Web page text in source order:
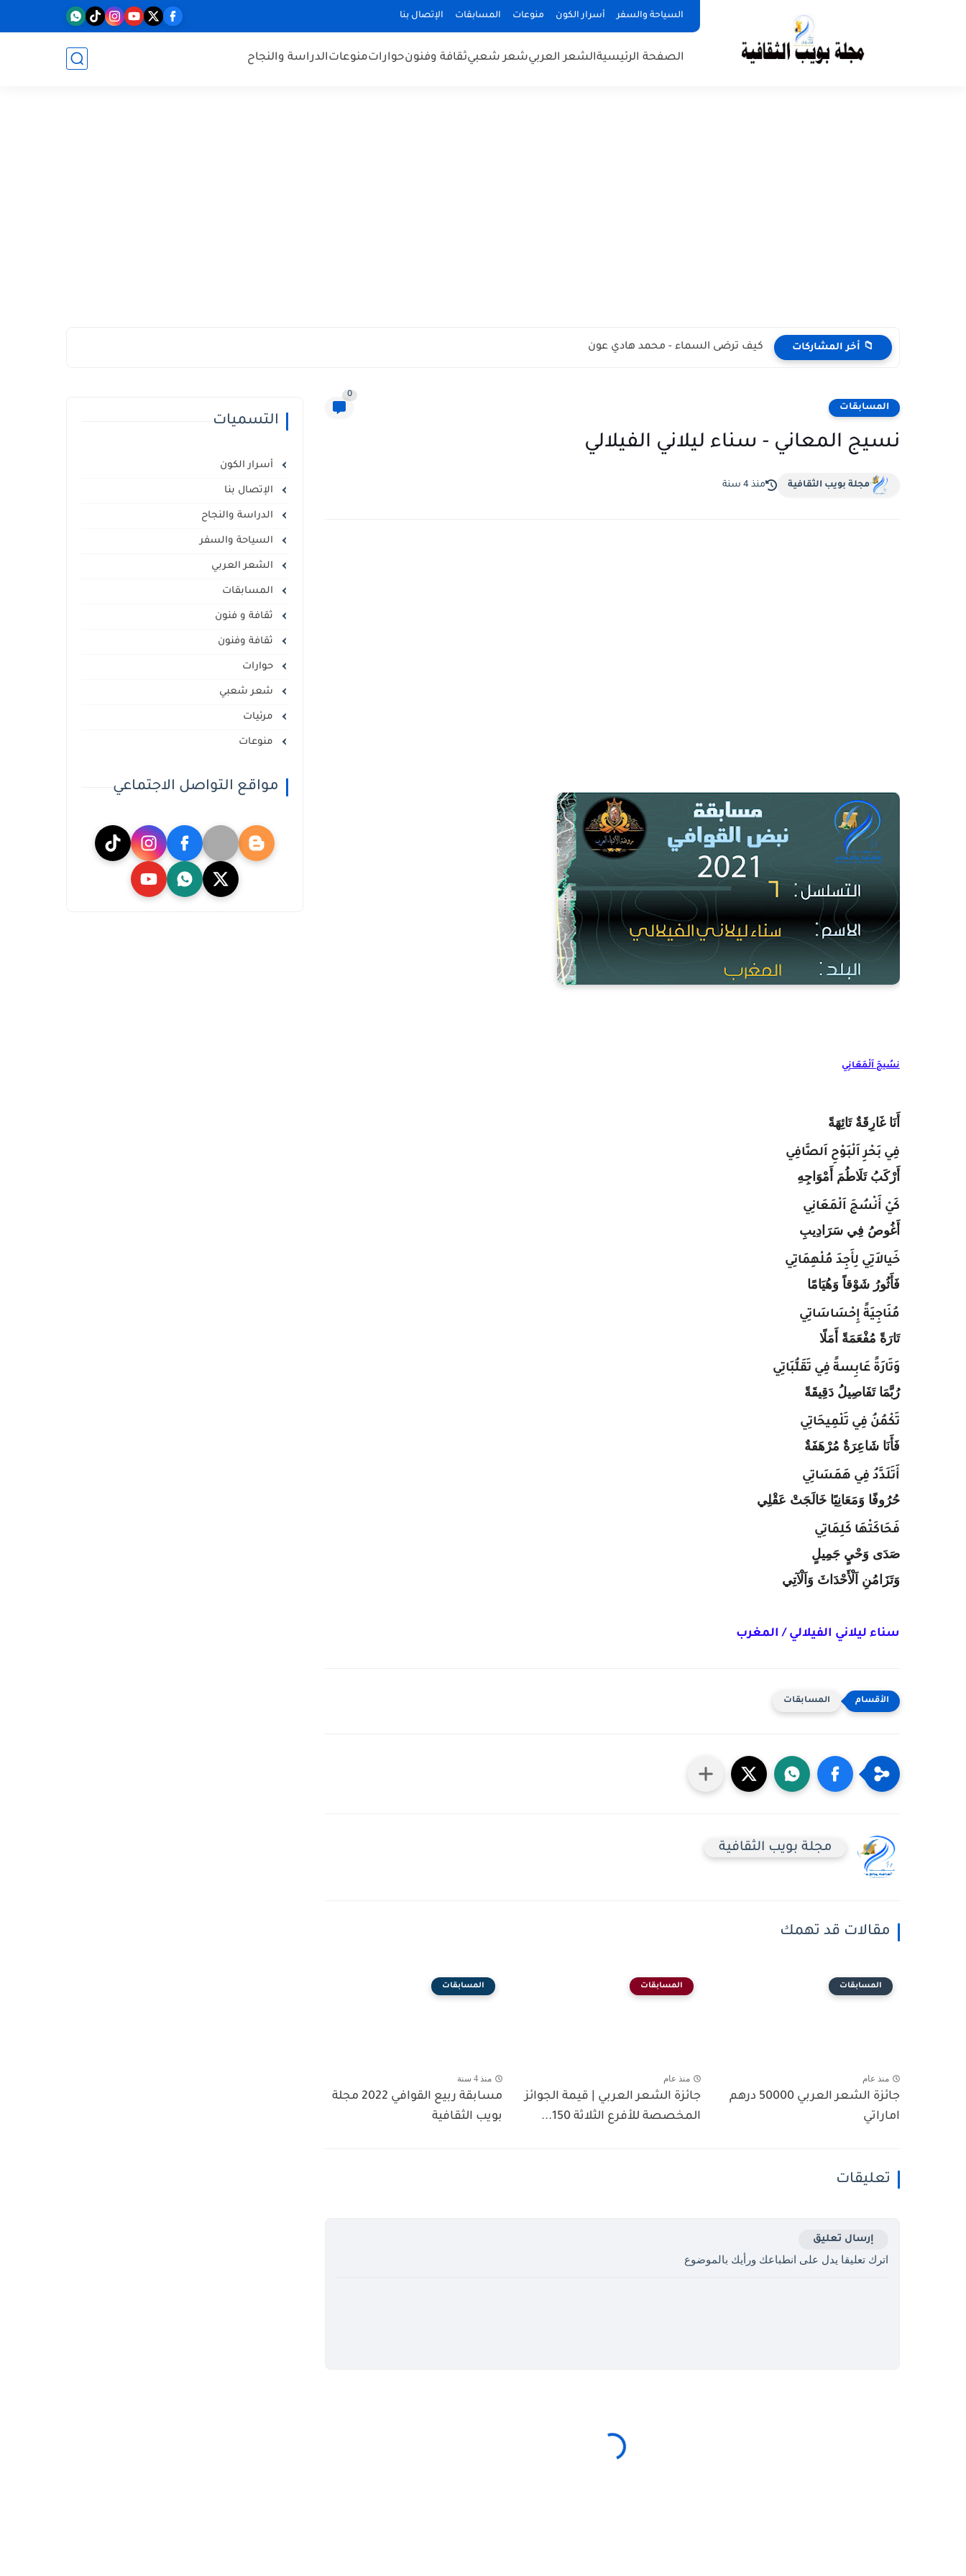
السياحة والسفر أسرار الكون منوعات المسابقات الإتصال بنا
الصفحة الرئيسيةالشعر العربيشعر شعبيثقافة وفنونحواراتمنوعاتالدراسة والنجاح
📁 أخر المشاركات كيف ترضى السماء - محمد هادي عون
المسابقات
0
نسيج المعاني - سناء ليلاني الفيلالي
مجلة بويب الثقافية منذ 4 سنة
نسُيجَ اَلْمَعَانِي
أَنَا غَارِقَةٌ تَائِهَةً
فِي بَحْرِ اَلْبَوْحِ اَلصَّافِي
أَرْكَبُ تَلَاطُمَ أَمْوَاجِهِ
كَيْ أَنْسُجَ اَلْمَعَانِي
أَغُوصُ فِي سَرَادِيبِ
خَيالاَتِي لِأَجِدَ مُلْهِمَاتِي
فَأَثُورُ شَوْقاً وَهُيَامًا
مُنَاجِيَةً إِحْسَاسَاتِي
تَارَةً مُفْعَمَةً أَمَلًا
وَتَارَةً عَابِسةً فِي تَقَلُّبَاتِي
رُبَّمَا تَفَاصِيلُ دَقِيقَةً
تَكْمُنُ فِي تَلْمِيحَاتِي
فَأَنَا شَاعِرَةٌ مُرْهَفَةٌ
أَتَلَدَّدُ فِي هَمَسَاتِي
حُرُوفًا وَمَعَانِيًا خَالَجَتْ عَقْلِي
فَحَاكَتْهَا كَلِمَاتِي
صَدَى وَحْيٍ جَمِيلٍ
وَتَزَامُنِ اَلْأَحْدَاثَ وَاَلْآتِي
سناء ليلاني الفيلالي / المغرب
المسابقات
مجلة بويب الثقافية
مقالات قد تهمك
المسابقات
منذ عام
جائزة الشعر العربي 50000 درهم
اماراتي
المسابقات
منذ عام
جائزة الشعر العربي | قيمة الجوائز
المخصصة للأفرع الثلاثة 150...
المسابقات
منذ 4 سنة
مسابقة ربيع القوافي 2022 مجلة
بويب الثقافية
تعليقات
إرسال تعليق
اترك تعليقا يدل على انطباعك ورأيك بالموضوع
التسميات
أسرار الكون
الإتصال بنا
الدراسة والنجاح
السياحة والسفر
الشعر العربي
المسابقات
ثقافة و فنون
ثقافة وفنون
حوارات
شعر شعبي
مرئيات
منوعات
مواقع التواصل الاجتماعي